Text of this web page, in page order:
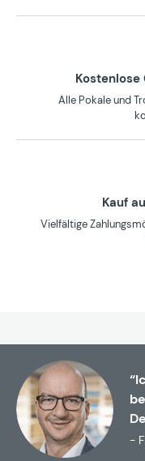
Kostenlose
Alle Pokale und
Kauf
Vielfältige
-